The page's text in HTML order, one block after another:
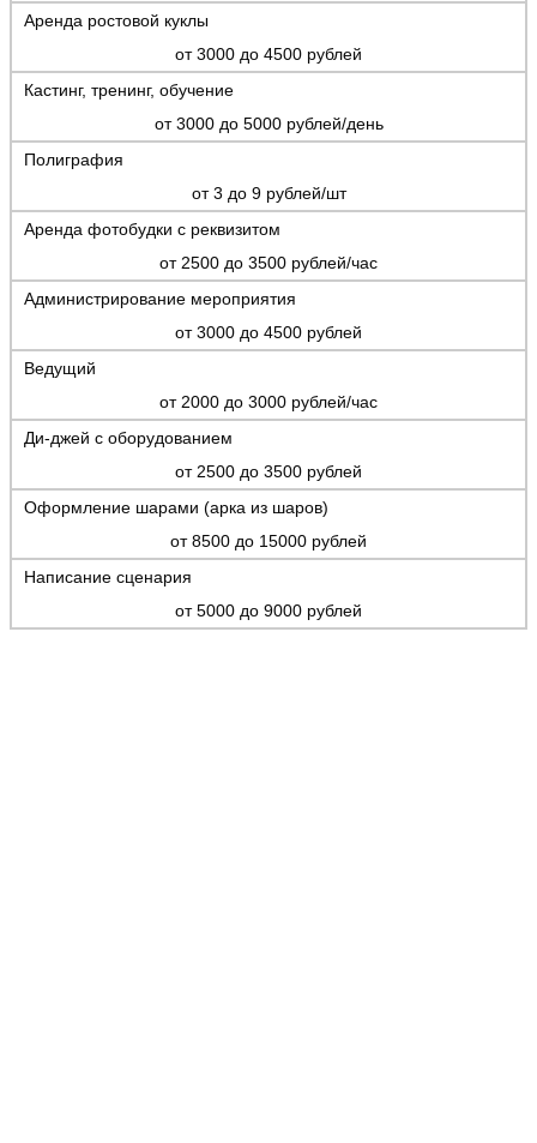
Аренда ростовой куклы
от 3000 до 4500 рублей
Кастинг, тренинг, обучение
от 3000 до 5000 рублей/день
Полиграфия
от 3 до 9 рублей/шт
Аренда фотобудки с реквизитом
от 2500 до 3500 рублей/час
Администрирование мероприятия
от 3000 до 4500 рублей
Ведущий
от 2000 до 3000 рублей/час
Ди-джей с оборудованием
от 2500 до 3500 рублей
Оформление шарами (арка из шаров)
от 8500 до 15000 рублей
Написание сценария
от 5000 до 9000 рублей